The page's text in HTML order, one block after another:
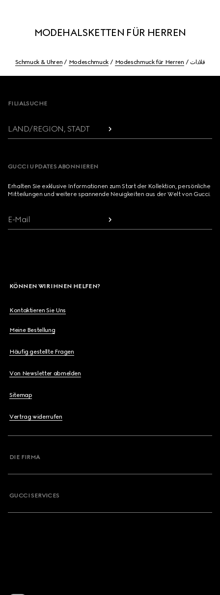
MODEHALSKETTEN FÜR HERREN
Schmuck & Uhren Modeschmuck Modeschmuck für Herren قلادات
FILIALSUCHE
LAND/REGION, STADT
GUCCI UPDATES ABONNIEREN
Erhalten Sie exklusive Informationen zum Start der Kollektion, persönliche
Mitteilungen und weitere spannende Neuigkeiten aus der Welt von Gucci.
E-Mail
KÖNNEN WIR IHNEN HELFEN?
Kontaktieren Sie Uns
Meine Bestellung
Häufig gestellte Fragen
Von Newsletter abmelden
Sitemap
Vertrag widerrufen
DIE FIRMA
GUCCI SERVICES